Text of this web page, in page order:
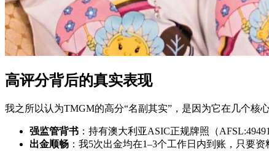
高评分背后的真实表现
我之所以认为TMGM的高分“名副其实”，是因为它在几个核
强监管背书 ：持有澳大利亚ASIC正规牌照（
出金顺畅 ：我5次出金均在1–3个工作日内到账，只要